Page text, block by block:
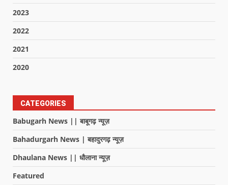
2023
2022
2021
2020
CATEGORIES
Babugarh News || बाबूगढ़ न्यूज़
Bahadurgarh News | बहादुरगढ़ न्यूज़
Dhaulana News || धौलाना न्यूज़
Featured